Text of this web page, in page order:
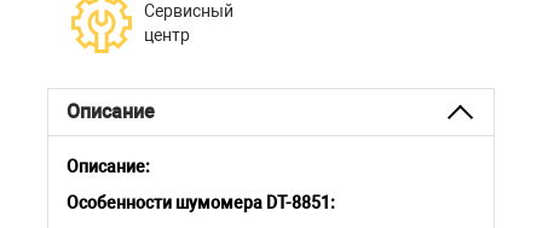
Сервисный
центр
Описание
Описание:
Особенности шумомера DT-8851: